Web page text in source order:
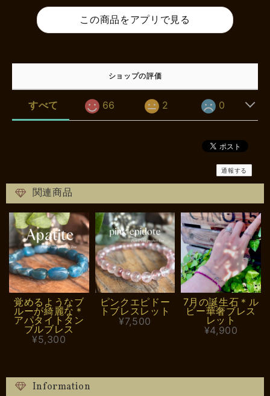
この商品をアプリで見る
ショップの評価
すべて 66 2 0
通報する
関連商品
覚めるようなブ
ルーが綺麗な＊
アパタイトタン
ブルブレス
¥5,300
ピンクエピドー
トブレスレット
¥7,500
7月の誕生石＊ル
ビー華奢ブレス
レット
¥4,900
Information